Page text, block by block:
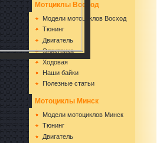
Мотциклы Восход
Модели мотоциклов Восход
Тюнинг
Двигатель
Электрика
Ходовая
Наши байки
Полезные статьи
Мотоциклы Минск
Модели мотоциклов Минск
Тюнинг
Двигатель